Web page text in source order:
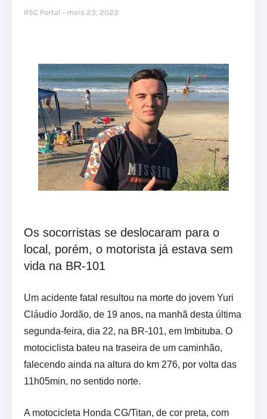
RSC Portal maio 23, 2023
Os socorristas se deslocaram para o
local, porém, o motorista já estava sem
vida na BR-101
Um acidente fatal resultou na morte do jovem Yuri
Cláudio Jordão, de 19 anos, na manhã desta última
segunda-feira, dia 22, na BR-101, em Imbituba. O
motociclista bateu na traseira de um caminhão,
falecendo ainda na altura do km 276, por volta das
11h05min, no sentido norte.
A motocicleta Honda CG/Titan, de cor preta, com